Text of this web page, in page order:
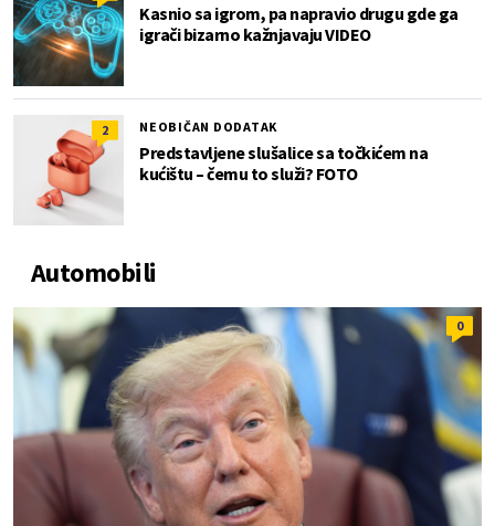
Kasnio sa igrom, pa napravio drugu gde ga
igrači bizarno kažnjavaju VIDEO
2 NEOBIČAN DODATAK
Predstavljene slušalice sa točkićem na
kućištu – čemu to služi? FOTO
Automobili
0